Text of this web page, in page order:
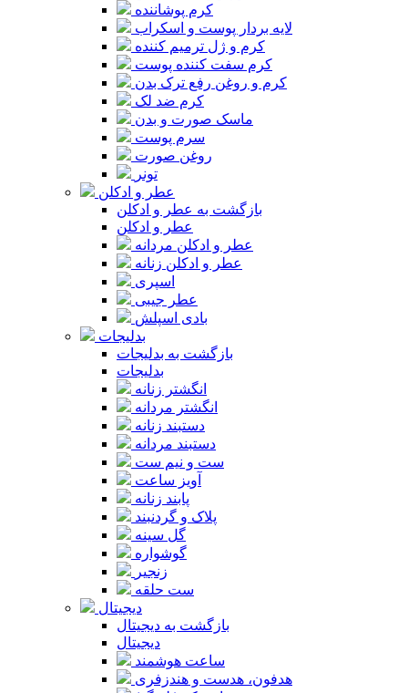
کرم پوشاننده
لایه بردار پوست و اسکراب
کرم و ژل ترمیم کننده
کرم سفت کننده پوست
کرم و روغن رفع ترک بدن
کرم ضد لک
ماسک صورت و بدن
سرم پوست
روغن صورت
تونر
عطر و ادکلن
بازگشت به عطر و ادکلن
عطر و ادکلن
عطر و ادکلن مردانه
عطر و ادکلن زنانه
اسپری
عطر جیبی
بادی اسپلش
بدلیجات
بازگشت به بدلیجات
بدلیجات
انگشتر زنانه
انگشتر مردانه
دستبند زنانه
دستبند مردانه
ست و نیم ست
آویز ساعت
پابند زنانه
پلاک و گردنبند
گل سینه
گوشواره
زنجیر
ست حلقه
دیجیتال
بازگشت به دیجیتال
دیجیتال
ساعت هوشمند
هدفون، هدست و هندزفری